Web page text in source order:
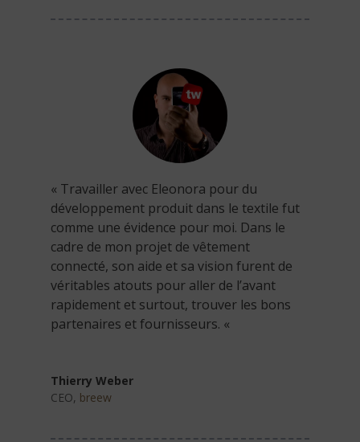
« Travailler avec Eleonora pour du
développement produit dans le textile fut
comme une évidence pour moi. Dans le
cadre de mon projet de vêtement
connecté, son aide et sa vision furent de
véritables atouts pour aller de l’avant
rapidement et surtout, trouver les bons
partenaires et fournisseurs. «
Thierry Weber
CEO, breew